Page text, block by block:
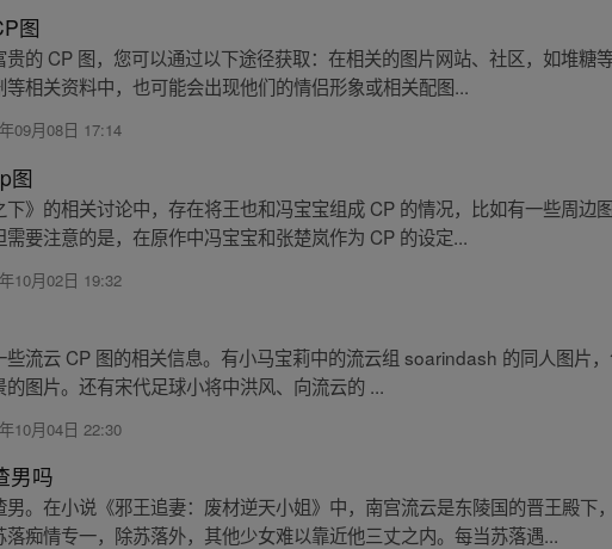
图
的 CP 图，您可以通过以下途径获取：在相关的图片网站、社区，如堆糖
等相关资料中，也可能会出现他们的情侣形象或相关配图...
09月08日 17:14
图
下》的相关讨论中，存在将王也和冯宝宝组成 CP 的情况，比如有一些周边
需要注意的是，在原作中冯宝宝和张楚岚作为 CP 的设定...
10月02日 19:32
些流云 CP 图的相关信息。有小马宝莉中的流云组 soarindash 的同人图片
的图片。还有宋代足球小将中洪风、向流云的 ...
10月04日 22:30
男吗
男。在小说《邪王追妻：废材逆天小姐》中，南宫流云是东陵国的晋王殿下
痴情专一，除苏落外，其他少女难以靠近他三丈之内。每当苏落遇...